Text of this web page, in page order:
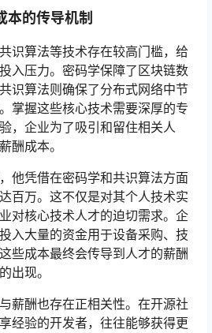
本的传导机制
识算法等技术存在较高门槛，给
入压力。密码学保障了区块链数
识算法则确保了分布式网络中节
掌握这些核心技术需要深厚的专
，企业为了吸引和留住相关人
酬成本。
他凭借在密码学和共识算法方面
百万。这不仅是对其个人技术实
对核心技术人才的迫切需求。企
入大量的资金用于设备采购、技
些成本最终会传导到人才的薪酬
出现。
薪酬也存在正相关性。在开源社
经验的开发者，往往能够获得更